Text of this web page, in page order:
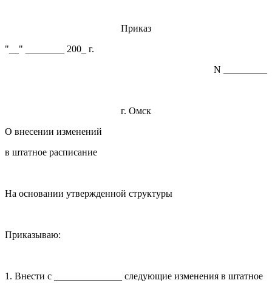
Приказ
"__" ________ 200_ г.
N _________
г. Омск
О внесении изменений
в штатное расписание
На основании утвержденной структуры
Приказываю:
1. Внести с ______________ следующие изменения в штатное